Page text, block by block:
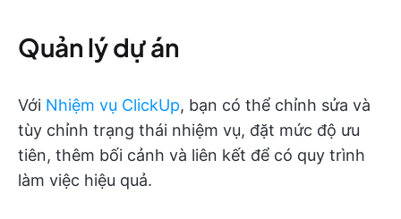
Quản lý dự án
Với Nhiệm vụ ClickUp, bạn có thể chỉnh sửa và
tùy chỉnh trạng thái nhiệm vụ, đặt mức độ ưu
tiên, thêm bối cảnh và liên kết để có quy trình
làm việc hiệu quả.